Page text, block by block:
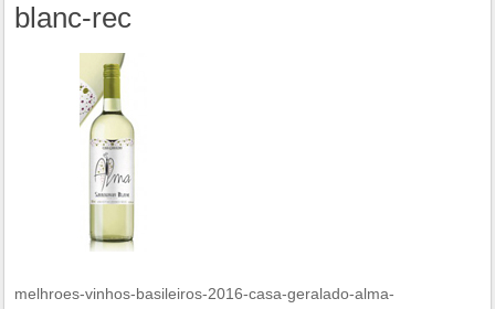
blanc-rec
melhroes-vinhos-basileiros-2016-casa-geralado-alma-